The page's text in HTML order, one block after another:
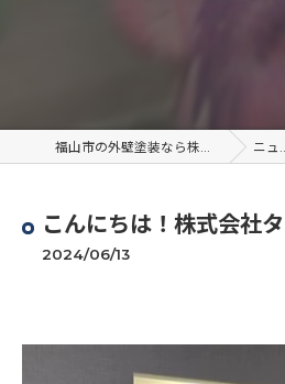
福山市の外壁塗装なら株式会社TAKAGI ニュース
こんにちは！株式会社タ
2024/06/13